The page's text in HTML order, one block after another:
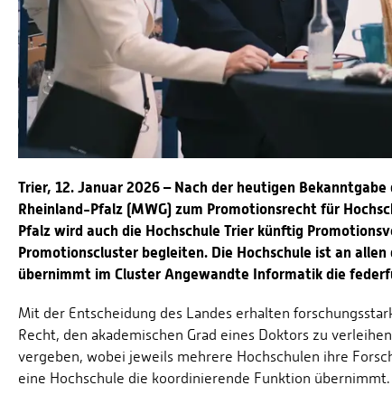
Trier, 12. Januar 2026 – Nach der heutigen
Rheinland-Pfalz (MWG) zum Promotionsrecht für
Pfalz wird auch die Hochschule Trier künftig
Promotionscluster begleiten. Die Hochschule ist an
übernimmt im Cluster Angewandte Informatik die
Mit der Entscheidung des Landes erhalten
Recht, den akademischen Grad eines Doktors zu
vergeben, wobei jeweils mehrere Hochschulen ihre
eine Hochschule die koordinierende Funktion übernimmt.